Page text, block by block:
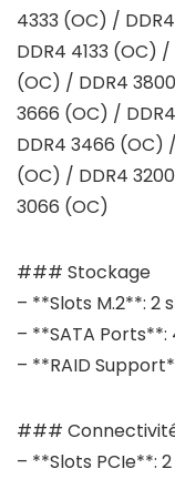
4333 (OC) /
DDR4 4133 (OC)
(OC) / DDR4
3666 (OC) /
DDR4 3466 (OC)
(OC) / DDR4
3066 (OC)
### Stockage
– **Slots M.2**: 2
– **SATA Ports**:
– **RAID
###
– **Slots PCIe**: